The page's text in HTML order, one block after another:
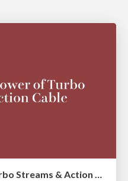
Exploring the Power of Turbo Streams & Action Cable | RailsConf2023